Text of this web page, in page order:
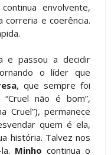
envolvente,
correria e coerência.
e passou a decidir
o líder que
, que sempre foi
não é bom”,
Cruel”), permanece
quem é ela,
história. Talvez nos
Minho continua o